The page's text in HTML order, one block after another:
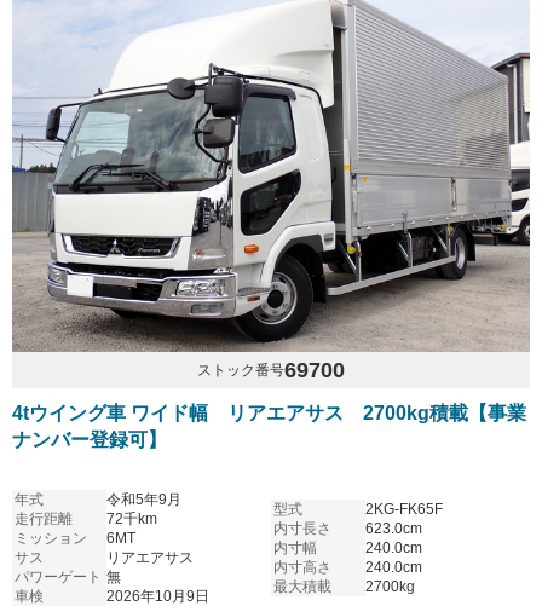
ストック番号69700
4tウイング車 ワイド幅 リアエアサス 2700kg積載【事業
ナンバー登録可】
年式
令和5年9月
走行距離
72千km
ミッション
6MT
サス
リアエアサス
パワーゲート 無
車検
2026年10月9日
型式
2KG-FK65F
内寸長さ
623.0cm
内寸幅
240.0cm
内寸高さ
240.0cm
最大積載
2700kg